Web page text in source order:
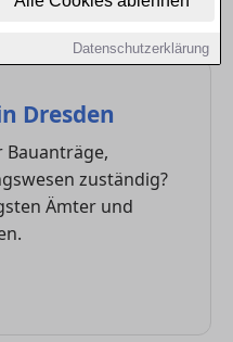
Datenschutzerklärung
Dresden
Bauanträge,
zuständig?
Ämter und